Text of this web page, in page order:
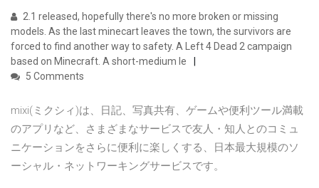
2.1 released, hopefully there's no more broken or missing
models. As the last minecart leaves the town, the survivors are
forced to find another way to safety. A Left 4 Dead 2 campaign
based on Minecraft. A short-medium le
5 Comments
mixi(ミクシィ)は、日記、写真共有、ゲームや便利ツール満載
のアプリなど、さまざまなサービスで友人・知人とのコミュ
ニケーションをさらに便利に楽しくする、日本最大規模のソ
ーシャル・ネットワーキングサービスです。